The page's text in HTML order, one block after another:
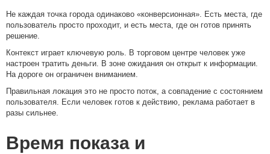
Не каждая точка города одинаково «конверсионная». Есть места, где
пользователь просто проходит, и есть места, где он готов принять
решение.
Контекст играет ключевую роль. В торговом центре человек уже
настроен тратить деньги. В зоне ожидания он открыт к информации.
На дороге он ограничен вниманием.
Правильная локация это не просто поток, а совпадение с состоянием
пользователя. Если человек готов к действию, реклама работает в
разы сильнее.
Время показа и